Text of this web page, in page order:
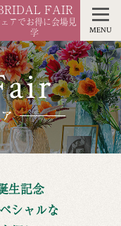
FAIR
アでお得に会場見
学
MENU
生記念
シャルな